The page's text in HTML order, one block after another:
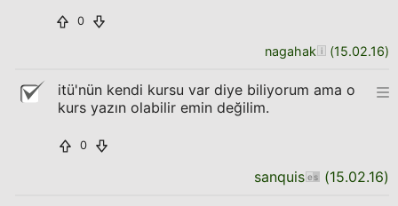
0
nagahak (15.02.16)
itü'nün kendi kursu var diye biliyorum ama o
kurs yazın olabilir emin değilim.
0
sanquis (15.02.16)